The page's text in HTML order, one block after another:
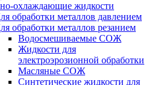
охлаждающие жидкости
обработки металлов давлением
обработки металлов резанием
Водосмешиваемые СОЖ
Жидкости для
электроэрозионной обработки
Масляные СОЖ
Синтетические жидкости для